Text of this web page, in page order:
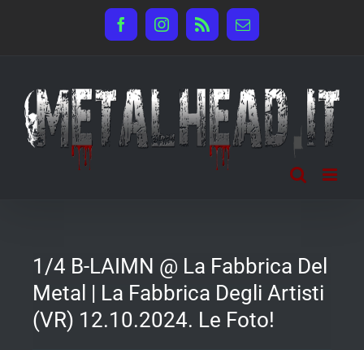
FacebookInstagram
Rss Email
1/4 B-LAIMN @ La Fabbrica Del
Metal | La Fabbrica Degli Artisti
(VR) 12.10.2024. Le Foto!